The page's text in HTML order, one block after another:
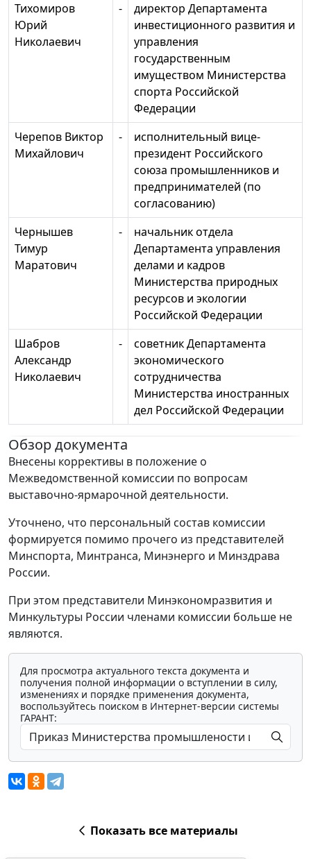
Тихомиров
Юрий
Николаевич
-
директор Департамента
инвестиционного развития и
управления
государственным
имуществом Министерства
спорта Российской
Федерации
Черепов Виктор
Михайлович
-
исполнительный вице-
президент Российского
союза промышленников и
предпринимателей (по
согласованию)
Чернышев
Тимур
Маратович
-
начальник отдела
Департамента управления
делами и кадров
Министерства природных
ресурсов и экологии
Российской Федерации
Шабров
Александр
Николаевич
-
советник Департамента
экономического
сотрудничества
Министерства иностранных
дел Российской Федерации
Обзор документа
Внесены коррективы в положение о
Межведомственной комиссии по вопросам
выставочно-ярмарочной деятельности.
Уточнено, что персональный состав комиссии
формируется помимо прочего из представителей
Минспорта, Минтранса, Минэнерго и Минздрава
России.
При этом представители Минэкономразвития и
Минкультуры России членами комиссии больше не
являются.
Для просмотра актуального текста документа и
получения полной информации о вступлении в силу,
изменениях и порядке применения документа,
воспользуйтесь поиском в Интернет-версии системы
ГАРАНТ:
Показать все материалы